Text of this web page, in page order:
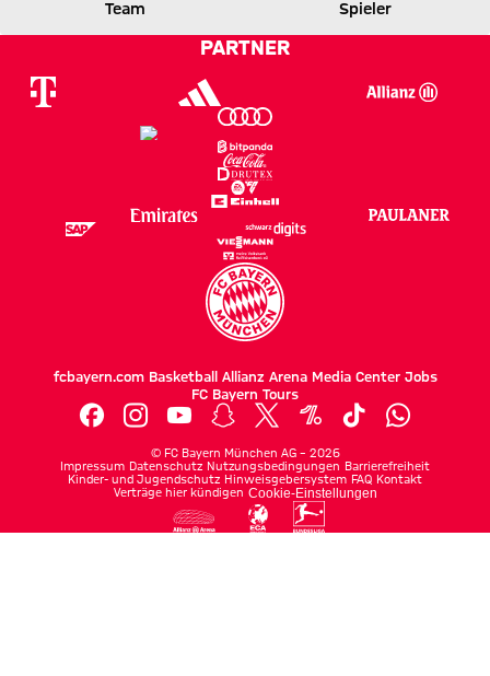
BOC
Zwischenergebnis:
0 zu 3 nach Erste Halbzeit
FCB
Team Spieler
PARTNER
fcbayern.com Basketball Allianz Arena Media Center Jobs
FC Bayern Tours
© FC Bayern München AG – 2026
Impressum Datenschutz Nutzungsbedingungen Barrierefreiheit
Kinder- und Jugendschutz Hinweisgebersystem FAQ Kontakt
Verträge hier kündigen Cookie-Einstellungen